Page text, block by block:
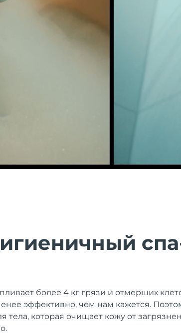
более 4 кг грязи и отмерших
эффективно, чем нам кажется.
тела, которая очищает кожу от